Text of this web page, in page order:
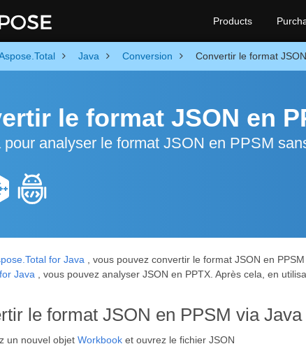
Products
Java Conversion Convertir le format
le format JSON en
analyser le format JSON en PPSM
for Java , vous pouvez convertir le format JSON en
Java , vous pouvez analyser JSON en PPTX. Après cela, en
le format JSON en PPSM via Java
un nouvel objet Workbook et ouvrez le fichier JSON